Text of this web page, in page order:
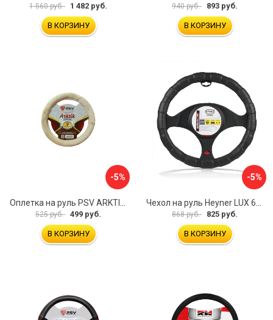
1 560 руб. 1 482 руб.
В КОРЗИНУ
940 руб. 893 руб.
В КОРЗИНУ
-5%
525 руб. 499 руб.
В КОРЗИНУ
-5%
868 руб. 825 руб.
В КОРЗИНУ